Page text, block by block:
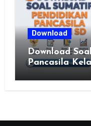
Download
Download
Pancasila
Merdeka,